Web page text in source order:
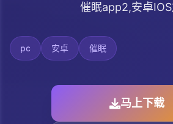
催眠app2,安卓
pc 安卓 催眠
马上下载